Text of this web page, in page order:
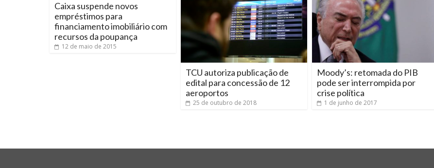
Caixa suspende novos
empréstimos para
financiamento imobiliário com
recursos da poupança
12 de maio de 2015
TCU autoriza publicação de
edital para concessão de 12
aeroportos
25 de outubro de 2018
Moody’s: retomada do PIB
pode ser interrompida por
crise política
1 de junho de 2017